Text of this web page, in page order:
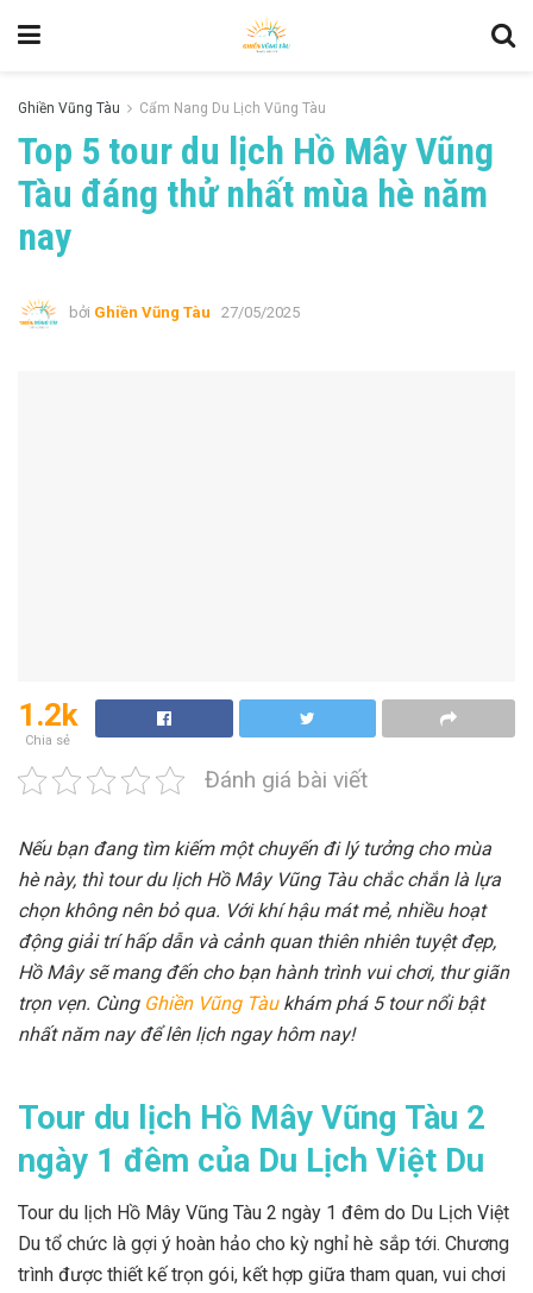
Ghiền Vũng Tàu Cẩm Nang Du Lịch Vũng Tàu
Top 5 tour du lịch Hồ Mây Vũng
Tàu đáng thử nhất mùa hè năm
nay
bởi Ghiền Vũng Tàu 27/05/2025
1.2k
Chia sẻ
Đánh giá bài viết
Nếu bạn đang tìm kiếm một chuyến đi lý tưởng cho mùa
hè này, thì tour du lịch Hồ Mây Vũng Tàu chắc chắn là lựa
chọn không nên bỏ qua. Với khí hậu mát mẻ, nhiều hoạt
động giải trí hấp dẫn và cảnh quan thiên nhiên tuyệt đẹp,
Hồ Mây sẽ mang đến cho bạn hành trình vui chơi, thư giãn
trọn vẹn. Cùng Ghiền Vũng Tàukhám phá 5 tour nổi bật
nhất năm nay để lên lịch ngay hôm nay!
Tour du lịch Hồ Mây Vũng Tàu 2
ngày 1 đêm của Du Lịch Việt Du
Tour du lịch Hồ Mây Vũng Tàu 2 ngày 1 đêm do Du Lịch Việt
Du tổ chức là gợi ý hoàn hảo cho kỳ nghỉ hè sắp tới. Chương
trình được thiết kế trọn gói, kết hợp giữa tham quan, vui chơi